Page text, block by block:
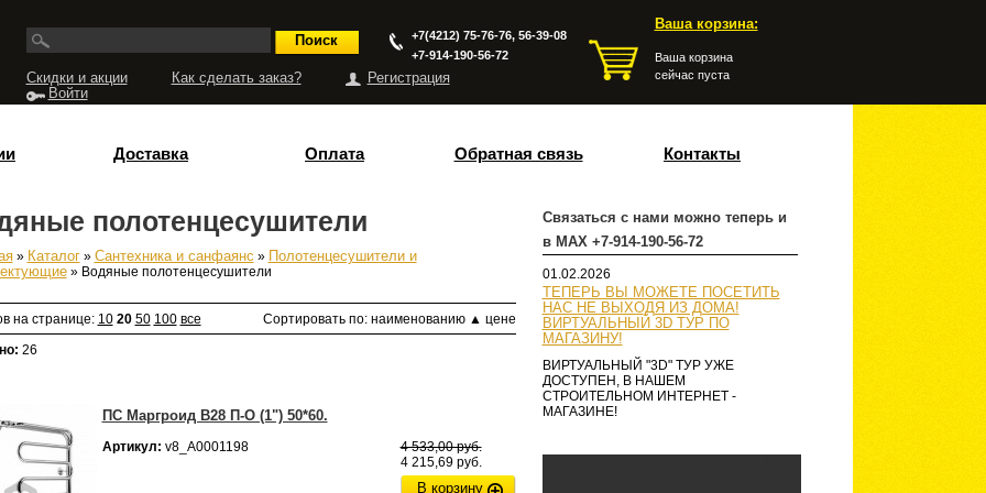
Ваша корзина:
Ваша корзина
сейчас пуста
+7(4212) 75-76-76, 56-39-08
+7-914-190-56-72
Скидки и акции Как сделать заказ?
Регистрация
Войти
Доставка Оплата Обратная связь Контакты
Связаться с нами можно теперь и
в MAX +7-914-190-56-72
01.02.2026
ТЕПЕРЬ ВЫ МОЖЕТЕ ПОСЕТИТЬ
НАС НЕ ВЫХОДЯ ИЗ ДОМА!
ВИРТУАЛЬНЫЙ 3D ТУР ПО
МАГАЗИНУ!
ВИРТУАЛЬНЫЙ "3D" ТУР УЖЕ
ДОСТУПЕН, В НАШЕМ
СТРОИТЕЛЬНОМ ИНТЕРНЕТ -
МАГАЗИНЕ!
полотенцесушители
» Каталог» Сантехника и санфаянс »
Полотенцесушители и
» Водяные полотенцесушители
на странице: 10 20 50 100 все Сортировать по: наименованию ▲ цене
26
ПС Маргроид В28 П-О (1") 50*60.
Артикул: v8_А0001198
4 533,00 руб.
4 215,69 руб.
В корзину